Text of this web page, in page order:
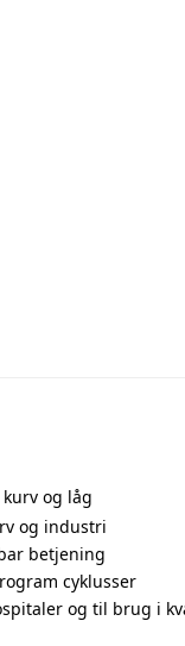
og låg
og industri
betjening
cyklusser
og til brug i